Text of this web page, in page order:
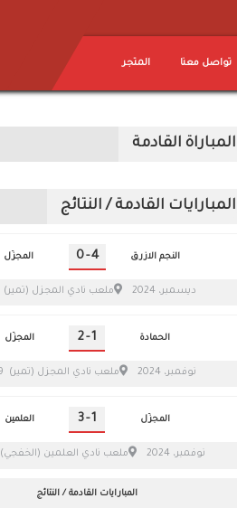
المتجر تواصل معنا
المباراة القادمة
المبارايات القادمة / النتائج
المجزّل 0-4 النجم الازرق
6 ديسمبر، 2024 ملعب نادي المجزل (تمير)
المجزّل 2-1 الحمادة
29 نوفمبر، 2024 ملعب نادي المجزل (تمير)
العلمين 3- 1 المجزّل
22 نوفمبر، 2024 ملعب نادي العلمين (الخفجي)
المبارايات القادمة / النتائج